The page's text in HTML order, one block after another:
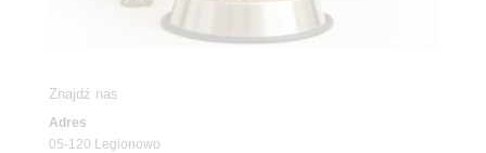
Znajdź nas
Adres
05-120 Legionowo